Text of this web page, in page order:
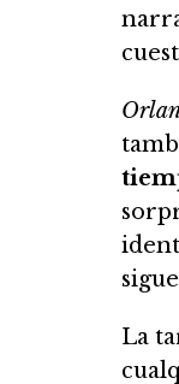
La